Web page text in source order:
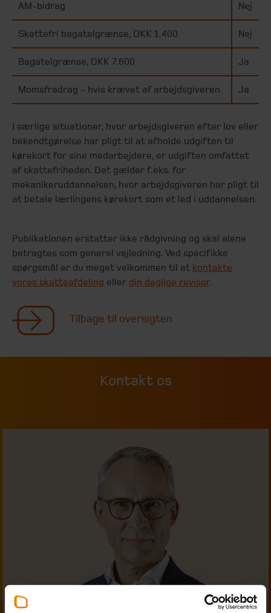
AM-bidrag Nej
Skattefri bagatelgrænse, DKK 1.400 Nej
Bagatelgrænse, DKK 7.600 Ja
Momsfradrag - hvis krævet af arbejdsgiveren Ja
I særlige situationer, hvor arbejdsgiveren efter lov eller
bekendtgørelse har pligt til at afholde udgiften til
kørekort for sine medarbejdere, er udgiften omfattet
af skattefriheden. Det gælder f.eks. for
mekanikeruddannelsen, hvor arbejdsgiveren har pligt til
at betale lærlingens kørekort som et led i uddannelsen.
Publikationen erstatter ikke rådgivning og skal alene
betragtes som generel vejledning. Ved specifikke
spørgsmål er du meget velkommen til at kontakte
vores skatteafdeling eller din daglige revisor.
Tilbage til oversigten
Kontakt os